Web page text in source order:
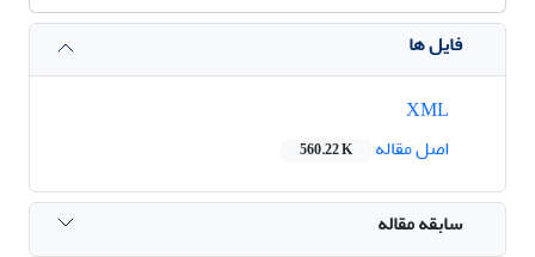
فایل ها
اصل مقاله
560.22 K
سابقه مقاله